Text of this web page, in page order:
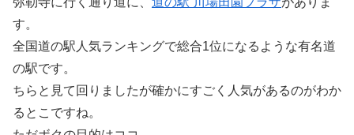
す。
全国道の駅人気ランキングで総合1位になるような有名道
の駅です。
ちらと見て回りましたが確かにすごく人気があるのがわか
るとこですね。